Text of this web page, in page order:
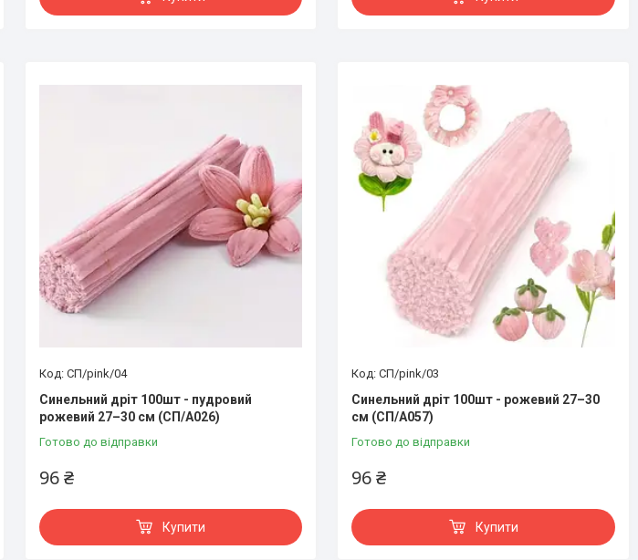
СП/pink/04
Синельний дріт 100шт - пудровий
рожевий 27–30 см (СП/А026)
Готово до відправки
96 ₴
Купити
СП/pink/03
Синельний дріт 100шт - рожевий 27–30
см (СП/А057)
Готово до відправки
96 ₴
Купити